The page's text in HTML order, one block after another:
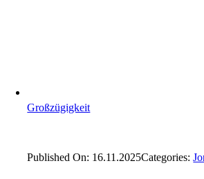
Großzügigkeit
Published On: 16.11.2025Categories: